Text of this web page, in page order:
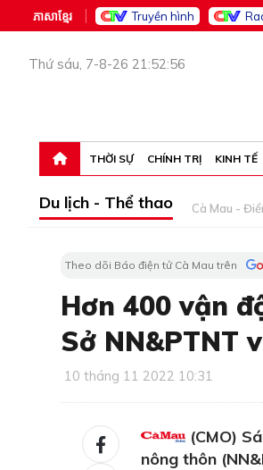
ភាសាខ្មែរ Truyền hình
Thứ sáu, 7-8-26 21:52:56
THỜI SỰ CHÍNH TRỊ KINH TẾ
Du lịch - Thể thao Cà Mau -
Theo dõi Báo điện tử Cà Mau trên
Hơn 400 vận
Sở NN&PTNT
10 tháng 11 2022 10:31
(CMO)
nông thôn